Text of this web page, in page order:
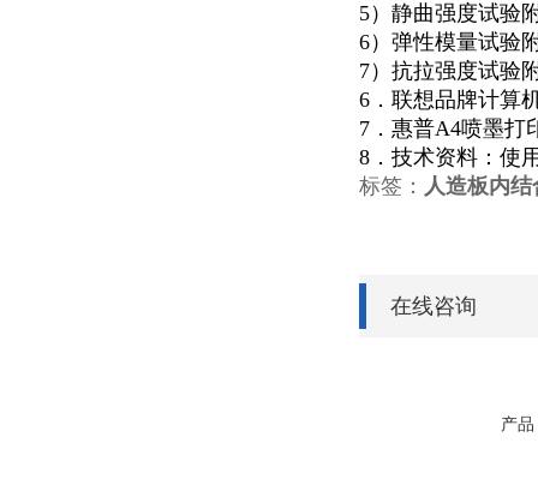
5）静曲强度试验
6）弹性模量试验
7）抗拉强度试验
6．联想品牌计算
7．惠普A4喷墨打
8．技术资料：使
标签： 人造板内
在线咨询
产品